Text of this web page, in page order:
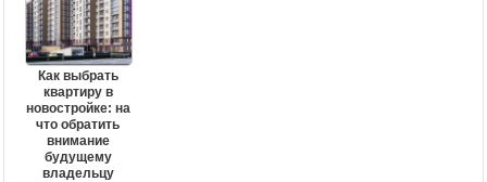
Как выбрать
квартиру в
новостройке: на
что обратить
внимание
будущему
владельцу